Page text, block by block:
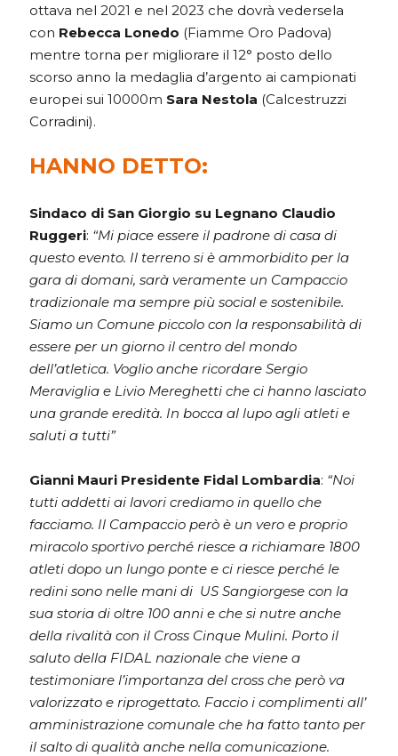
ottava nel 2021 e nel 2023 che dovrà vedersela
con Rebecca Lonedo (Fiamme Oro Padova)
mentre torna per migliorare il 12° posto dello
scorso anno la medaglia d’argento ai campionati
europei sui 10000m Sara Nestola (Calcestruzzi
Corradini).
HANNO DETTO:
Sindaco di San Giorgio su Legnano Claudio
Ruggeri: “Mi piace essere il padrone di casa di
questo evento. Il terreno si è ammorbidito per la
gara di domani, sarà veramente un Campaccio
tradizionale ma sempre più social e sostenibile.
Siamo un Comune piccolo con la responsabilità di
essere per un giorno il centro del mondo
dell’atletica. Voglio anche ricordare Sergio
Meraviglia e Livio Mereghetti che ci hanno lasciato
una grande eredità. In bocca al lupo agli atleti e
saluti a tutti”
Gianni Mauri Presidente Fidal Lombardia: “Noi
tutti addetti ai lavori crediamo in quello che
facciamo. Il Campaccio però è un vero e proprio
miracolo sportivo perché riesce a richiamare 1800
atleti dopo un lungo ponte e ci riesce perché le
redini sono nelle mani di US Sangiorgese con la
sua storia di oltre 100 anni e che si nutre anche
della rivalità con il Cross Cinque Mulini. Porto il
saluto della FIDAL nazionale che viene a
testimoniare l’importanza del cross che però va
valorizzato e riprogettato. Faccio i complimenti all’
amministrazione comunale che ha fatto tanto per
il salto di qualità anche nella comunicazione.